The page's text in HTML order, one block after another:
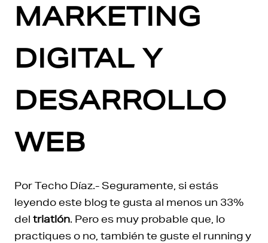
MARKETING
DIGITAL Y
DESARROLLO
WEB
Por Techo Díaz.- Seguramente, si estás
leyendo este blog te gusta al menos un 33%
del triatlón. Pero es muy probable que, lo
practiques o no, también te guste el running y